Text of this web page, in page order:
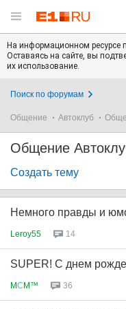
На информационном ресурсе
Оставаясь на сайте, вы
их использование.
Поиск по форумам
Общение Автоклуб
Общение
Создать тему
Немного правды и
Leroy55 14
SUPER! С днем
MСM™ 36